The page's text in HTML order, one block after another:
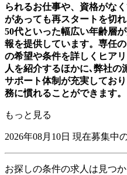
られるお仕事や、資格がな
があっても再スタートを切れ
50代といった幅広い年齢層
報を提供しています。専任
の希望や条件を詳しくヒア
人を紹介するほかに､弊社
サポート体制が充実してお
務に慣れることができます。
もっと見る
2026年08月10日 現在募集中
お探しの条件の求人は見つか